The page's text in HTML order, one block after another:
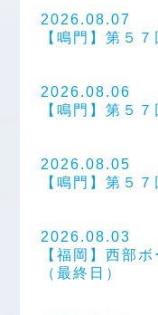
2026.08.07
【鳴門】第５
2026.08.06
【鳴門】第５
2026.08.05
【鳴門】第５
2026.08.03
【福岡】西部
（最終日）